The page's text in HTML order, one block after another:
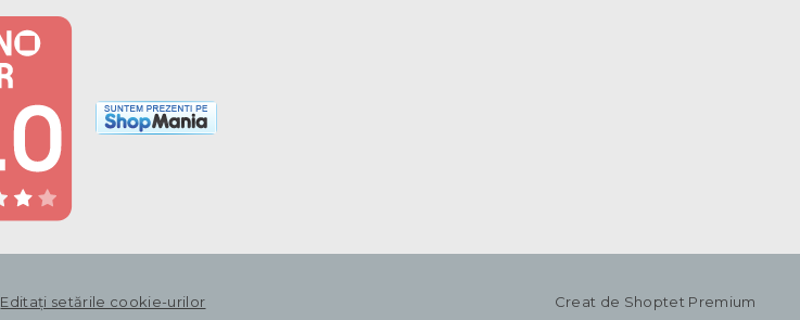
Creat de Shoptet Premium
Editați setările cookie-urilor